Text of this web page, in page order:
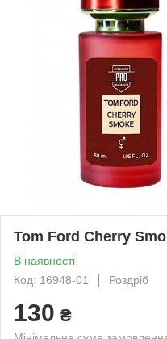
Tom Ford Cherry
В наявності
Код: 16948-01
Роздріб
130 ₴